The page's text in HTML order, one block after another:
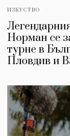
ИЗКУСТВО
Норман се
турне в
Пловдив и